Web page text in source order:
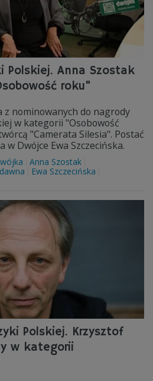
Polskiej. Anna Szostak
roku"
z nominowanych do nagrody
w kategorii "Osobowość
"Camerata Silesia". Postać
w Dwójce Ewa Szczecińska.
Anna Szostak
Ewa Szczecińska
Polskiej. Krzysztof
w kategorii